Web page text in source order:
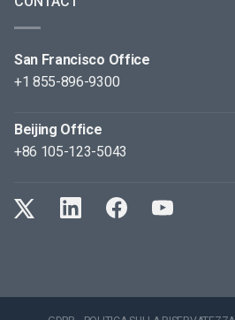
San Francisco Office
+1 855-896-9300
Beijing Office
+86 105-123-5043